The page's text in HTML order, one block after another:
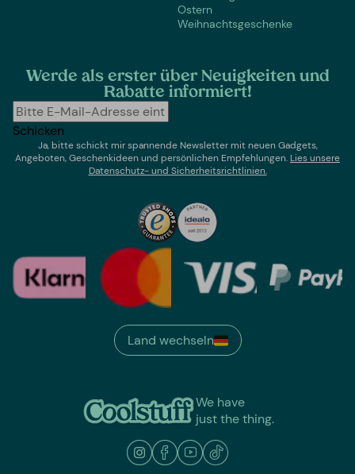
Ostern
Weihnachtsgeschenke
Werde als erster über Neuigkeiten und
Rabatte informiert!
Schicken
Ja, bitte schickt mir spannende Newsletter mit neuen Gadgets,
Angeboten, Geschenkideen und persönlichen Empfehlungen. Lies unsere
Datenschutz- und Sicherheitsrichtlinien.
We have
just the thing.
Land wechseln